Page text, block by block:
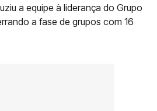
a equipe à liderança do Grupo
a fase de grupos com 16